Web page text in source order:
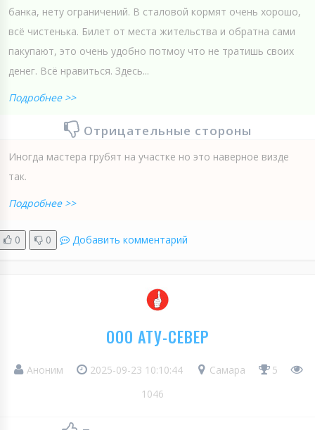
банка, нету ограничений. В сталовой кормят очень хорошо,
всё чистенька. Билет от места жительства и обратна сами
пакупают, это очень удобно потмоу что не тратишь своих
денег. Всё нравиться. Здесь...
Подробнее >>
Отрицательные стороны
Иногда мастера грубят на участке но это наверное визде
так.
Подробнее >>
0 0 Добавить комментарий
ООО АТУ-СЕВЕР
Аноним 2025-09-23 10:10:44 Самара
5
1046